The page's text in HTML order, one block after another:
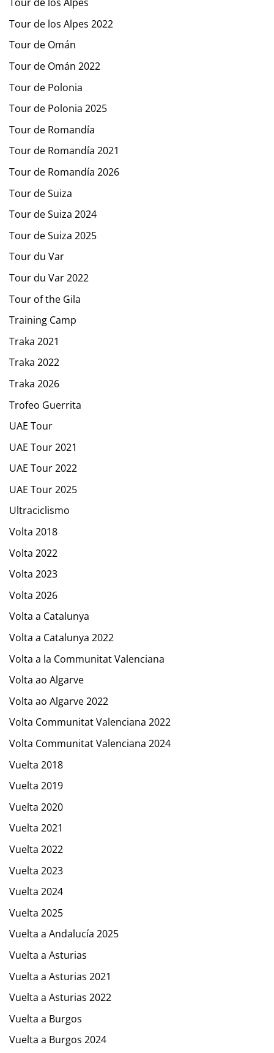
Tour de los Alpes 2022
Tour de Omán
Tour de Omán 2022
Tour de Polonia
Tour de Polonia 2025
Tour de Romandía
Tour de Romandía 2021
Tour de Romandía 2026
Tour de Suiza
Tour de Suiza 2024
Tour de Suiza 2025
Tour du Var
Tour du Var 2022
Tour of the Gila
Training Camp
Traka 2021
Traka 2022
Traka 2026
Trofeo Guerrita
UAE Tour
UAE Tour 2021
UAE Tour 2022
UAE Tour 2025
Ultraciclismo
Volta 2018
Volta 2022
Volta 2023
Volta 2026
Volta a Catalunya
Volta a Catalunya 2022
Volta a la Communitat Valenciana
Volta ao Algarve
Volta ao Algarve 2022
Volta Communitat Valenciana 2022
Volta Communitat Valenciana 2024
Vuelta 2018
Vuelta 2019
Vuelta 2020
Vuelta 2021
Vuelta 2022
Vuelta 2023
Vuelta 2024
Vuelta 2025
Vuelta a Andalucía 2025
Vuelta a Asturias
Vuelta a Asturias 2021
Vuelta a Asturias 2022
Vuelta a Burgos
Vuelta a Burgos 2024